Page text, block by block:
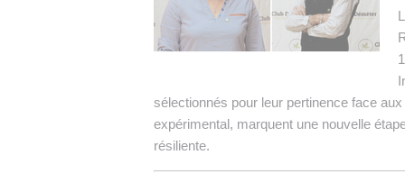
sélectionnés pour leur pertinence face
expérimental, marquent une nouvelle
résiliente.